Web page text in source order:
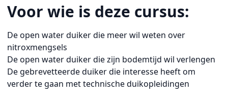
Voor wie is deze cursus:
De open water duiker die meer wil weten over
nitroxmengsels
De open water duiker die zijn bodemtijd wil verlengen
De gebrevetteerde duiker die interesse heeft om
verder te gaan met technische duikopleidingen